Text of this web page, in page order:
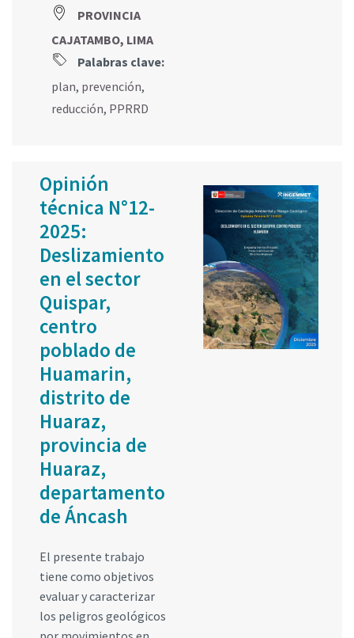
PROVINCIA
CAJATAMBO, LIMA
Palabras clave:
plan, prevención,
reducción, PPRRD
Opinión
técnica N°12-
2025:
Deslizamiento
en el sector
Quispar,
centro
poblado de
Huamarin,
distrito de
Huaraz,
provincia de
Huaraz,
departamento
de Áncash
El presente trabajo
tiene como objetivos
evaluar y caracterizar
los peligros geológicos